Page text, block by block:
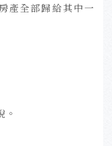
產全部歸給其中一
。